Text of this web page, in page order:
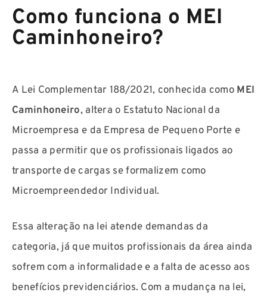
Como funciona o MEI
Caminhoneiro?
A Lei Complementar 188/2021, conhecida como MEI
Caminhoneiro, altera o Estatuto Nacional da
Microempresa e da Empresa de Pequeno Porte e
passa a permitir que os profissionais ligados ao
transporte de cargas se formalizem como
Microempreendedor Individual.
Essa alteração na lei atende demandas da
categoria, já que muitos profissionais da área ainda
sofrem com a informalidade e a falta de acesso aos
benefícios previdenciários. Com a mudança na lei,